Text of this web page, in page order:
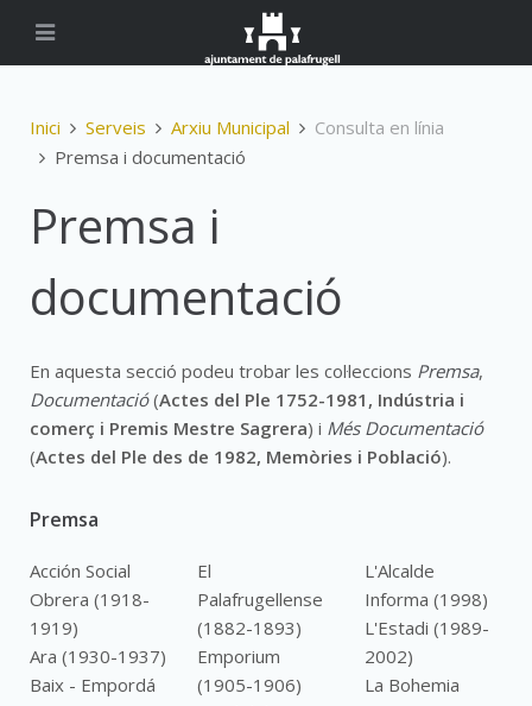
Inici Serveis Arxiu Municipal
Consulta en línia
Premsa i documentació
Premsa i
documentació
En aquesta secció podeu trobar les col·leccions Premsa,
Documentació(Actes del Ple 1752-1981, Indústria i
comerç i Premis Mestre Sagrera) i Més Documentació
(Actes del Ple des de 1982, Memòries i Població).
Premsa
Acción Social
Obrera (1918-
1919)
Ara (1930-1937)
Baix - Empordá
El
Palafrugellense
(1882-1893)
Emporium
(1905-1906)
L'Alcalde
Informa (1998)
L'Estadi (1989-
2002)
La Bohemia